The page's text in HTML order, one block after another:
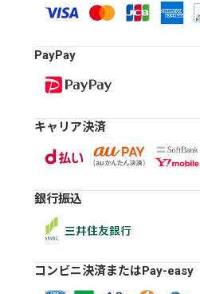
PayPay
キャリア決済
銀行振込
コンビニ決済またはPay-easy